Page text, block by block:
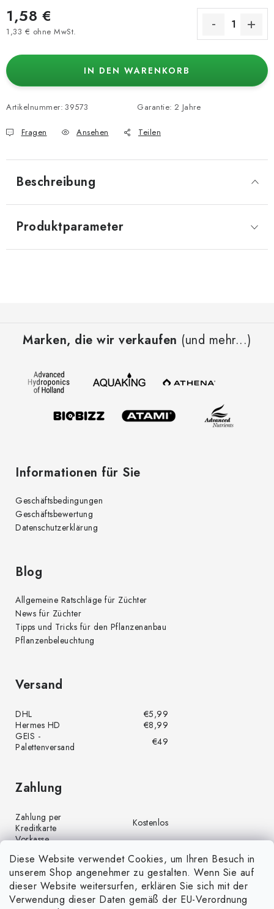
Diese Website verwendet Cookies, um Ihren Besuch in
unserem Shop angenehmer zu gestalten. Wenn Sie auf
dieser Website weitersurfen, erklären Sie sich mit der
Verwendung dieser Daten gemäß der EU-Verordnung
1,58 €
1,33 € ohne MwSt.
IN DEN WARENKORB
Artikelnummer: 39573 Garantie: 2 Jahre
Fragen Ansehen Teilen
Beschreibung
Produktparameter
Marken, die wir verkaufen (und mehr...)
Informationen für Sie
Geschäftsbedingungen
Geschäftsbewertung
Datenschutzerklärung
Blog
Allgemeine Ratschläge für Züchter
News für Züchter
Tipps und Tricks für den Pflanzenanbau
Pflanzenbeleuchtung
Versand
DHL
€5,99
Hermes HD
€8,99
GEIS -
Palettenversand
€49
Zahlung
Zahlung per
Kreditkarte
Kostenlos
Vorkasse
Zahlung per PayPal
Kostenlos
Nachnahme
€4,00